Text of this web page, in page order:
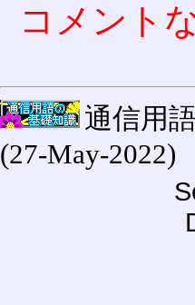
コメント
通信用
(27-May-2022)